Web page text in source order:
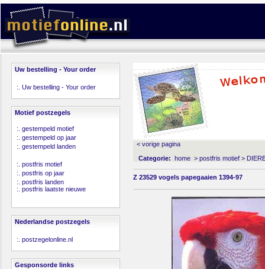
Uw bestelling - Your order
:. Uw bestelling - Your order
Motief postzegels
:. gestempeld motief
:. gestempeld op jaar
:. gestempeld landen
:. postfris motief
:. postfris op jaar
:. postfris landen
:. postfris laatste nieuwe
Nederlandse postzegels
:. postzegelonline.nl
Gesponsorde links
< vorige pagina
Categorie: home > postfris motief >
Z 23529 vogels papegaaien 1394-97